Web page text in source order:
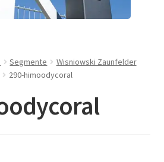
Segmente
Wisniowski Zaunfelder
290-himoodycoral